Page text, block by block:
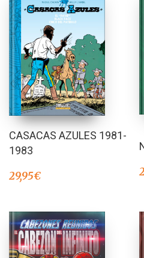
CASACAS AZULES 1981-
1983
29,95€